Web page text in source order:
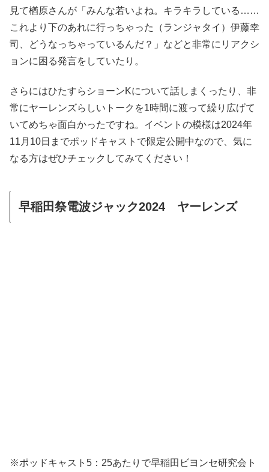
見て楢原さんが「みんな若いよね。キラキラしている……
これより下のあれに行っちゃった（ランジャタイ）伊藤幸
司、どうなっちゃっているんだ？」などと非常にリアクシ
ョンに困る発言をしていたり。
さらにはひたすらショーンKについて話しまくったり、非
常にヤーレンズらしいトークを1時間に渡って繰り広げて
いてめちゃ面白かったですね。イベントの模様は2024年
11月10日までポッドキャストで限定公開中なので、気に
なる方はぜひチェックしてみてください！
早稲田祭電波ジャック2024 ヤーレンズ
※ポッドキャスト5：25あたりで早稲田ビヨンセ研究会ト